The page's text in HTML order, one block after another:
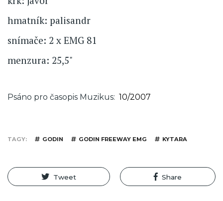
hmatník: palisandr
snímače: 2 x EMG 81
menzura: 25,5"
Psáno pro časopis Muzikus 10/2007
TAGY GODIN GODIN FREEWAY EMG KYTARA
Tweet Share